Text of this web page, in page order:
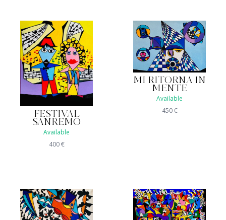
FESTIVAL
SANREMO
Available
400€
MI RITORNA IN
MENTE
Available
450€